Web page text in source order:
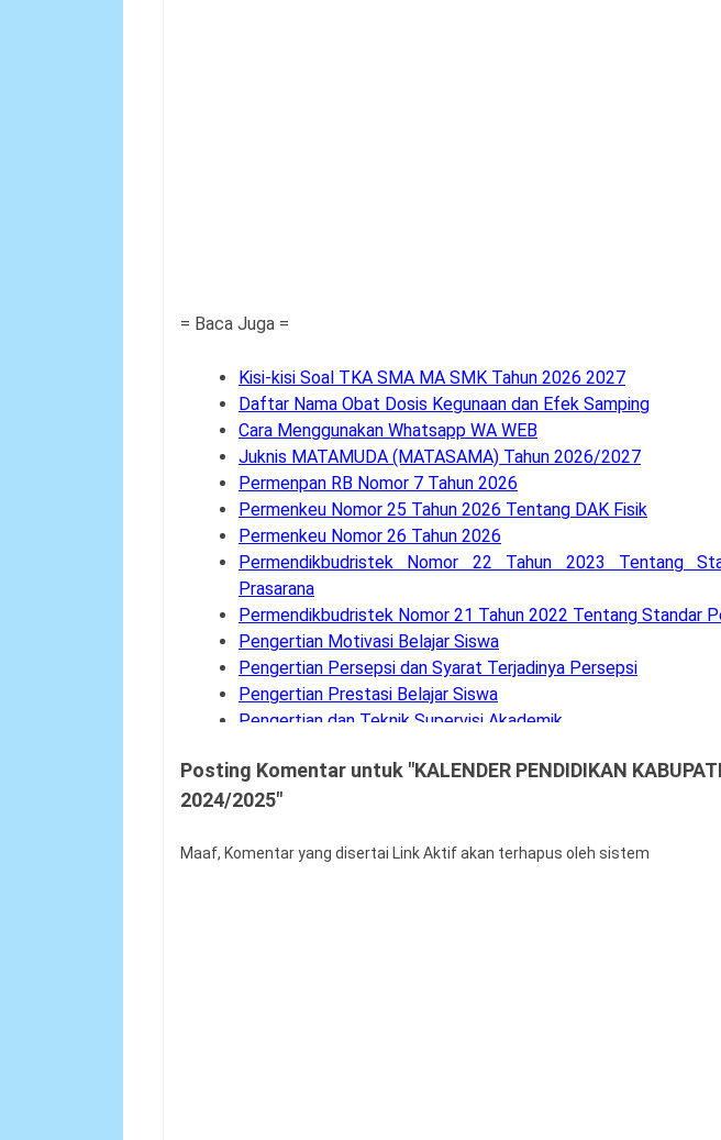
= Baca Juga =
Kisi-kisi Soal TKA SMA MA SMK Tahun 2026 2027
Daftar Nama Obat Dosis Kegunaan dan Efek Samping
Cara Menggunakan Whatsapp WA WEB
Juknis MATAMUDA (MATASAMA) Tahun 2026/2027
Permenpan RB Nomor 7 Tahun 2026
Permenkeu Nomor 25 Tahun 2026 Tentang DAK Fisik
Permenkeu Nomor 26 Tahun 2026
Permendikbudristek Nomor 22 Tahun 2023 Tentang
Prasarana
Permendikbudristek Nomor 21 Tahun 2022 Tentang Standar
Pengertian Motivasi Belajar Siswa
Pengertian Persepsi dan Syarat Terjadinya Persepsi
Pengertian Prestasi Belajar Siswa
Pengertian dan Teknik Supervisi Akademik
Pengertian dan Komponen Layanan BK
Panduan Cara Aktivasi MFA Pada SSO BKN
Syarat dan Jadwal Pendaftaran BINTARA POLRI
Posting Komentar untuk "KALENDER PENDIDIKAN
2024/2025"
Maaf, Komentar yang disertai Link Aktif akan terhapus oleh sistem